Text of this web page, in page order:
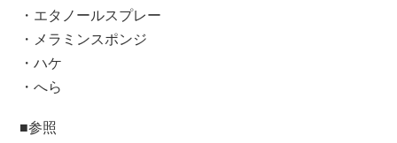
・エタノールスプレー
・メラミンスポンジ
・ハケ
・へら
■参照